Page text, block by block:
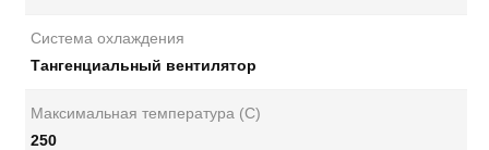
Система охлаждения
Тангенциальный вентилятор
Максимальная температура (С)
250